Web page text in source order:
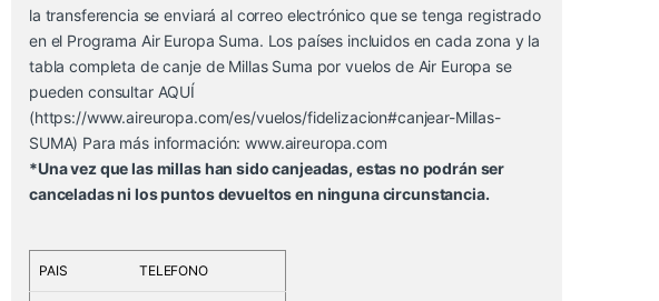
la transferencia se enviará al correo electrónico que se tenga registrado
en el Programa Air Europa Suma. Los países incluidos en cada zona y la
tabla completa de canje de Millas Suma por vuelos de Air Europa se
pueden consultar AQUÍ
(https://www.aireuropa.com/es/vuelos/fidelizacion#canjear-Millas-
SUMA) Para más información:www.aireuropa.com
*Una vez que las millas han sido canjeadas, estas no podrán ser
canceladas ni los puntos devueltos en ninguna circunstancia.
PAIS TELEFONO